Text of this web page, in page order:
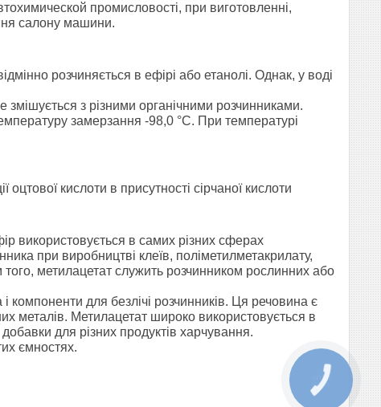
промисловості, при виготовленні,
салону машини.
розчиняється в ефірі або етанолі. Однак, у воді
змішується з різними органічними розчинниками.
замерзання -98,0 °С. При температурі
кислоти в присутності сірчаної кислоти
використовується в самих різних сферах
при виробництві клеїв, поліметилметакрилату,
метилацетат служить розчинником рослинних або
і компоненти для безлічі розчинників. Ця речовина є
металів. Метилацетат широко використовується в
для різних продуктів харчування.
ємностях.
КНОПКА
ЗВ'ЯЗКУ